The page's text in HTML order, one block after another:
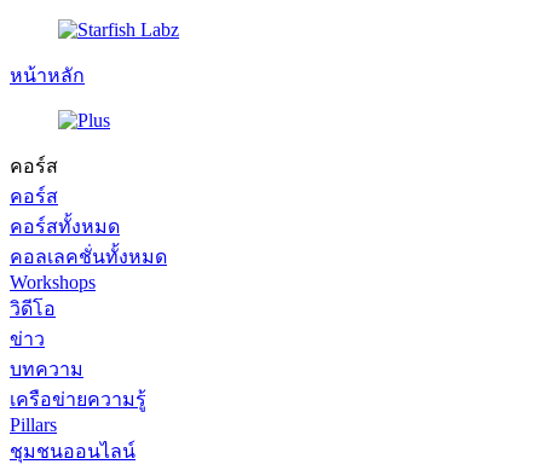
หน้าหลัก
คอร์ส
คอร์ส
คอร์สทั้งหมด
คอลเลคชั่นทั้งหมด
Workshops
วิดีโอ
ข่าว
บทความ
เครือข่ายความรู้
Pillars
ชุมชนออนไลน์